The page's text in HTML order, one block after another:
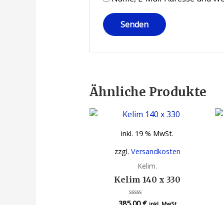
Ähnliche Produkte
inkl. 19 % MwSt.
zzgl. Versandkosten
Kelim.
Kelim 140 x 330
Bewertet
385,00€